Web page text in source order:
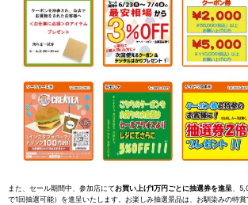
また、セール期間中、参加店にてお買い上げ1万円ごとに抽選券を進呈、
で1回抽選可能）を進呈いたします。お楽しみ抽選景品は、お馴染みの特